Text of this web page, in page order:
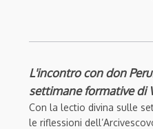
L'incontro con don
settimane formative di
Con la lectio divina sulle
le riflessioni